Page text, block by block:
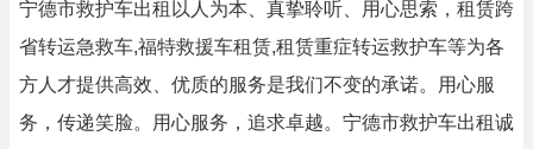
宁德市救护车出租以人为本、真挚聆听、用心思索，租赁跨
省转运急救车,福特救援车租赁,租赁重症转运救护车等为各
方人才提供高效、优质的服务是我们不变的承诺。用心服
务，传递笑脸。用心服务，追求卓越。宁德市救护车出租诚